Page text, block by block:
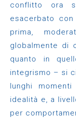
conflitto ora
esacerbato
prima,
globalmente di
quanto in
integrismo – si
lunghi
idealità e, a
per